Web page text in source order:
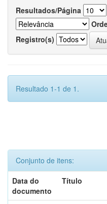
Resultados/Página
Registro(s)
Resultado 1-1 de 1.
Conjunto de itens:
Data do
documento
Título